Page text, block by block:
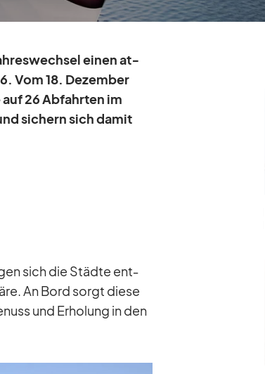
ei­nen at­
Vom 18. De­zem­ber
26 Ab­fahr­ten im
si­chern sich da­mit
sich die Städte ent­
An Bord sorgt diese
und Er­ho­lung in den